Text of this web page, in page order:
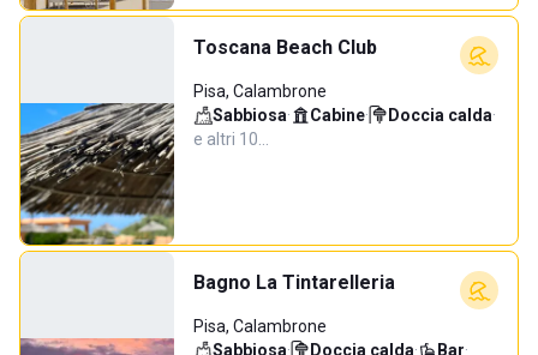
Toscana Beach Club
Pisa, Calambrone
Sabbiosa· Cabine· Doccia calda·
e altri 10…
Bagno La Tintarelleria
Pisa, Calambrone
Sabbiosa· Doccia calda· Bar·